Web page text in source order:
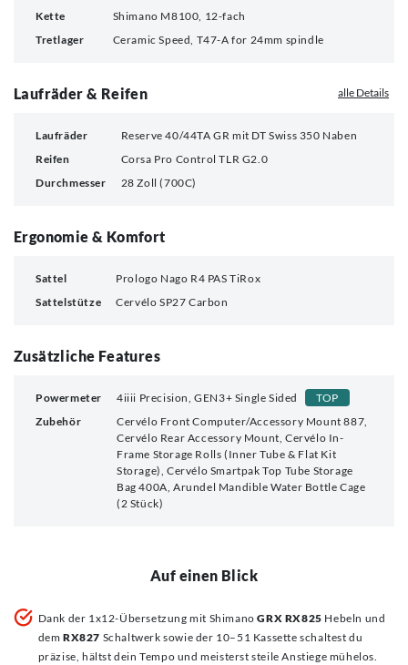
Kette
Shimano M8100, 12-fach
Tretlager
Ceramic Speed, T47-A for 24mm spindle
Laufräder & Reifen alle Details
Laufräder
Reserve 40/44TA GR mit DT Swiss 350 Naben
Reifen
Corsa Pro Control TLR G2.0
Durchmesser
28 Zoll (700C)
Ergonomie & Komfort
Sattel
Prologo Nago R4 PAS TiRox
Sattelstütze
Cervélo SP27 Carbon
Zusätzliche Features
Powermeter 4iiii Precision, GEN3+ Single Sided
TOP
Zubehör
Cervélo Front Computer/Accessory Mount 887,
Cervélo Rear Accessory Mount, Cervélo In-
Frame Storage Rolls (Inner Tube & Flat Kit
Storage), Cervélo Smartpak Top Tube Storage
Bag 400A, Arundel Mandible Water Bottle Cage
(2 Stück)
Auf einen Blick
Dank der 1x12-Übersetzung mit ShimanoGRX RX825 Hebeln und
demRX827 Schaltwerk sowie der 10–51 Kassette schaltest du
präzise, hältst dein Tempo und meisterst steile Anstiege mühelos.